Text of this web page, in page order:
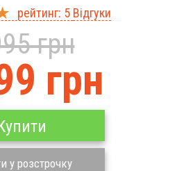
рейтинг: 5 Відгуки
грн
грн
у розстрочку